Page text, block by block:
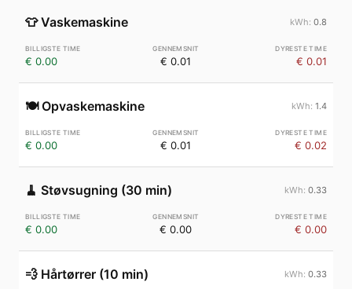
👕 Vaskemaskine 0.8
€ 0.00 € 0.01 € 0.01
🍽️ Opvaskemaskine 1.4
€ 0.00 € 0.01 € 0.02
🧹 Støvsugning (30 min) 0.33
€ 0.00 € 0.00 € 0.00
💨 Hårtørrer (10 min) 0.33